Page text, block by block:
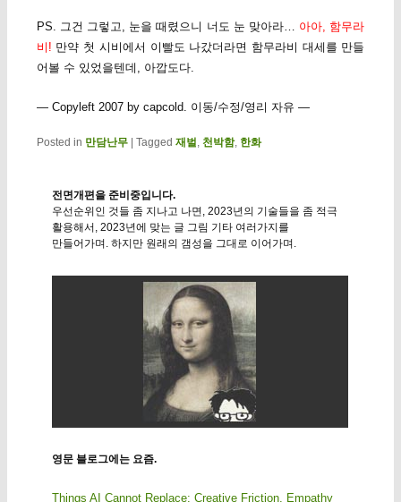
PS. 그건 그렇고, 눈을 때렸으니 너도 눈 맞아라… 아아, 함무라
비! 만약 첫 시비에서 이빨도 나갔더라면 함무라비 대세를 만들
어볼 수 있었을텐데, 아깝도다.
— Copyleft 2007 by capcold. 이동/수정/영리 자유 —
Posted in 만담난무 Tagged 재벌 , 천박함, 한화
전면개편을 준비중입니다.
우선순위인 것들 좀 지나고 나면, 2023년의 기술들을 좀 적극
활용해서, 2023년에 맞는 글 그림 기타 여러가지를
만들어가며. 하지만 원래의 갬성을 그대로 이어가며.
영문 블로그에는 요즘.
Things AI Cannot Replace: Creative Friction, Empathy